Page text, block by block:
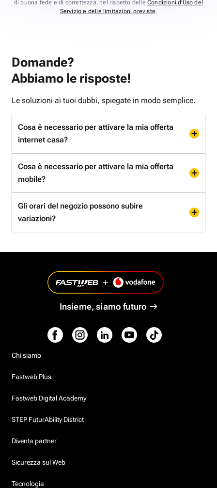
di buona fede e di correttezza, nel rispetto delleCondizioni d’Uso del
Servizio e delle limitazioni previste.
Domande?
Abbiamo le risposte!
Le soluzioni ai tuoi dubbi, spiegate in modo semplice.
Cosa è necessario per attivare la mia offerta
internet casa?
Cosa è necessario per attivare la mia offerta
mobile?
Gli orari del negozio possono subire
variazioni?
Insieme, siamo futuro
Chi siamo
Fastweb Plus
Fastweb Digital Academy
STEP FuturAbility District
Diventa partner
Sicurezza sul Web
Tecnologia